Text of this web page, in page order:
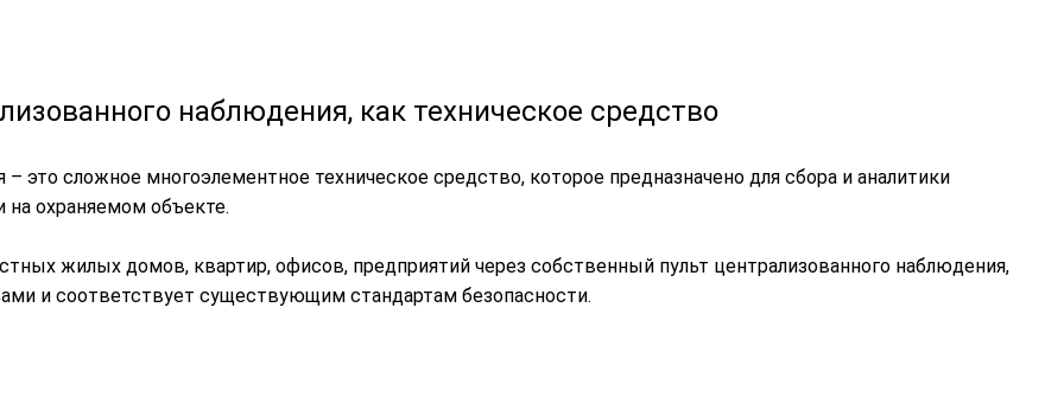
наблюдения, как техническое средство
это сложное многоэлементное техническое средство, которое предназначено для сбора и аналитики
на охраняемом объекте.
жилых домов, квартир, офисов, предприятий через собственный пульт централизованного наблюдения,
и соответствует существующим стандартам безопасности.